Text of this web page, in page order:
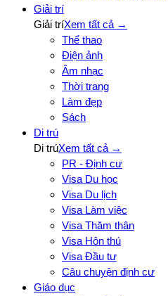
Giải trí
Giải tríXem tất cả →
Thể thao
Điện ảnh
Âm nhạc
Thời trang
Làm đẹp
Sách
Di trú
Di trúXem tất cả →
PR - Định cư
Visa Du học
Visa Du lịch
Visa Làm việc
Visa Thăm thân
Visa Hôn thú
Visa Đầu tư
Câu chuyện định cư
Giáo dục